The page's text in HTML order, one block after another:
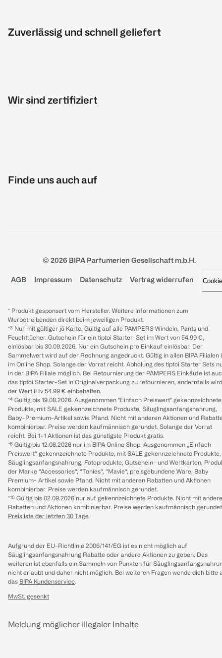
Zuverlässig und schnell geliefert
Wir sind zertifiziert
Finde uns auch auf
© 2026 BIPA Parfumerien Gesellschaft m.b.H.
AGB Impressum Datenschutz Vertrag widerrufen
* Produkt gesponsert vom Hersteller. Weitere Informationen zum
Werbetreibenden direkt beim jeweiligen Produkt.
*³ Nur mit gültiger jö Karte. Gültig auf alle PAMPERS Windeln, Pants und
Feuchttücher. Gutschein für ein tiptoi Starter-Set im Wert von 54.99 €,
einlösbar bis 30.09.2026. Nur ein Gutschein pro Einkauf einlösbar. Der
Sammelwert wird auf der Rechnung angedruckt. Gültig in allen BIPA Filialen
im Online Shop. Solange der Vorrat reicht. Abholung des tiptoi Starter Sets
in der BIPA Filiale möglich. Bei Retournierung der PAMPERS Einkäufe ist
das tiptoi Starter-Set in Originalverpackung zu retournieren, andernfalls wird
der Wert iHv 54.99 € einbehalten.
*⁴ Gültig bis 19.08.2026. Ausgenommen "Einfach Preiswert" gekennzeichnete
Produkte, mit SALE gekennzeichnete Produkte, Säuglingsanfangsnahrung,
Baby-Premium-Artikel sowie Pfand. Nicht mit anderen Aktionen und
kombinierbar. Preise werden kaufmännisch gerundet. Solange der Vorrat
reicht. Bei 1+1 Aktionen ist das günstigste Produkt gratis.
*⁸ Gültig bis 12.08.2026 nur im BIPA Online Shop. Ausgenommen „Einfach
Preiswert“ gekennzeichnete Produkte, mit SALE gekennzeichnete Produkte,
Säuglingsanfangsnahrung, Fotoprodukte, Gutschein- und Wertkarten,
der Marke “Accessories“, “Tonies“, “Mavie“, preisgebundene Ware, Baby
Premium- Artikel sowie Pfand. Nicht mit anderen Rabatten und Aktionen
kombinierbar. Preise werden kaufmännisch gerundet.
*¹⁰ Gültig bis 02.09.2026 nur auf gekennzeichnete Produkte. Nicht mit
Rabatten und Aktionen kombinierbar. Preise werden kaufmännisch
Preisliste der letzten 30 Tage
Aufgrund der EU-Richtlinie 2006/141/EG ist es nicht möglich auf
Säuglingsanfangsnahrung Rabatte oder andere Aktionen zu geben. Des
weiteren ist ebenfalls ein Sammeln von Punkten für
nicht erlaubt und daher nicht möglich. Bei weiteren Fragen wende dich bitte
das BIPA Kundenservice.
MwSt. gesenkt
Meldung möglicher illegaler Inhalte